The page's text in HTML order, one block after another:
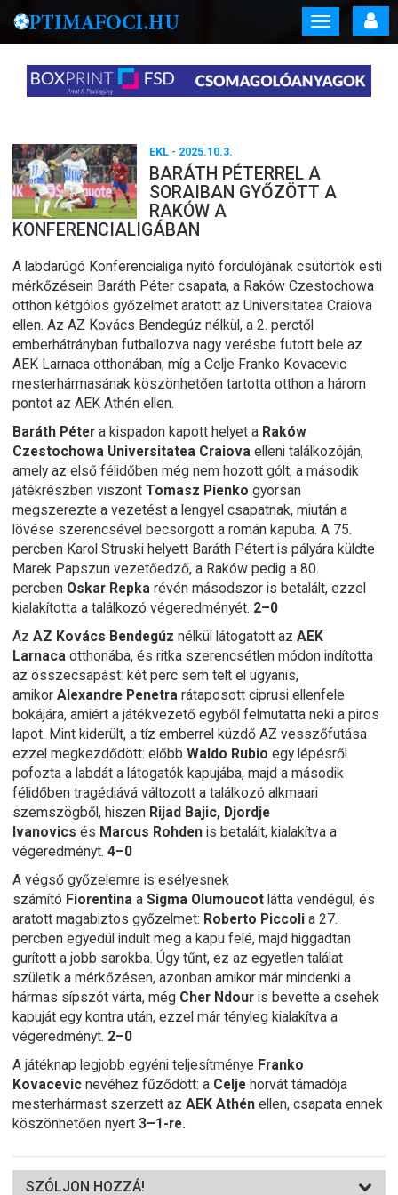
Toggle
navigation
EKL- 2025.10.3.
BARÁTH PÉTERREL A
SORAIBAN GYŐZÖTT A
RAKÓW A
KONFERENCIALIGÁBAN
A labdarúgó Konferencialiga nyitó fordulójának csütörtök esti
mérkőzésein Baráth Péter csapata, a Raków Czestochowa
otthon kétgólos győzelmet aratott az Universitatea Craiova
ellen. Az AZ Kovács Bendegúz nélkül, a 2. perctől
emberhátrányban futballozva nagy verésbe futott bele az
AEK Larnaca otthonában, míg a Celje Franko Kovacevic
mesterhármasának köszönhetően tartotta otthon a három
pontot az AEK Athén ellen.
Baráth Péter a kispadon kapott helyet a Raków
Czestochowa Universitatea Craiova elleni találkozóján,
amely az első félidőben még nem hozott gólt, a második
játékrészben viszont Tomasz Pienko gyorsan
megszerezte a vezetést a lengyel csapatnak, miután a
lövése szerencsével becsorgott a román kapuba. A 75.
percben Karol Struski helyett Baráth Pétert is pályára küldte
Marek Papszun vezetőedző, a Raków pedig a 80.
percben Oskar Repka révén másodszor is betalált, ezzel
kialakította a találkozó végeredményét. 2–0
Az AZ Kovács Bendegúz nélkül látogatott az AEK
Larnaca otthonába, és ritka szerencsétlen módon indította
az összecsapást: két perc sem telt el ugyanis,
amikor Alexandre Penetra rátaposott ciprusi ellenfele
bokájára, amiért a játékvezető egyből felmutatta neki a piros
lapot. Mint kiderült, a tíz emberrel küzdő AZ vesszőfutása
ezzel megkezdődött: előbb Waldo Rubio egy lépésről
pofozta a labdát a látogatók kapujába, majd a második
félidőben tragédiává változott a találkozó alkmaari
szemszögből, hiszen Rijad Bajic, Djordje
Ivanovics és Marcus Rohden is betalált, kialakítva a
végeredményt. 4–0
A végső győzelemre is esélyesnek
számító Fiorentina a Sigma Olumoucot látta vendégül, és
aratott magabiztos győzelmet: Roberto Piccoli a 27.
percben egyedül indult meg a kapu felé, majd higgadtan
gurított a jobb sarokba. Úgy tűnt, ez az egyetlen találat
születik a mérkőzésen, azonban amikor már mindenki a
hármas sípszót várta, még Cher Ndour is bevette a csehek
kapuját egy kontra után, ezzel már tényleg kialakítva a
végeredményt. 2–0
A játéknap legjobb egyéni teljesítménye Franko
Kovacevic nevéhez fűződött: a Celje horvát támadója
mesterhármast szerzett az AEK Athén ellen, csapata ennek
köszönhetően nyert 3–1-re.
SZÓLJON HOZZÁ!